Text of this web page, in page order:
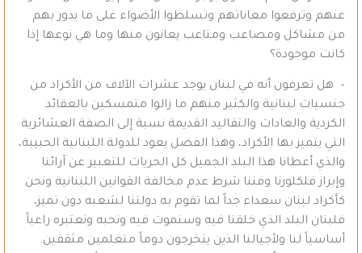
عنهم وترفعوا معاناتهم وتسلطوا الأضواء على ما يدور بهم
من مشاكل ومصاعب ومتاعب يعانون منها وما هي نوعها إذا
كانت موجودة؟
– هل تعرفون أنه في لبنان يوجد عشرات الآلاف من الأكراد من
جنسيات لبنانية والكثير منهم ما زالوا متمسكين بالعقائد
الكردية والعادات والتقاليد القديمة نسبة إلى الصفة العشائرية
التي يتميز بها الأكراد، وهذا الفضل يعود للدولة اللبنانية الحبيبة،
والذي أعطانا هذا البلد الجميل كل الحريات للتعبير عن آرائنا
وإبراز فلكلورنا وفننا شرط عدم مخالفة القوانين اللبنانية ونحن
كأكراد لبنان سعداء جداً لما تقوم به دولتنا لشعبه دون تميز،
فلبنان البلد الذي خلقنا فيه وسنموت فيه ونحبه ونعتبره راعياً
أساسياً لنا ولأجيالنا الذين يتخرجون دوماً متعلمين مثقفين.